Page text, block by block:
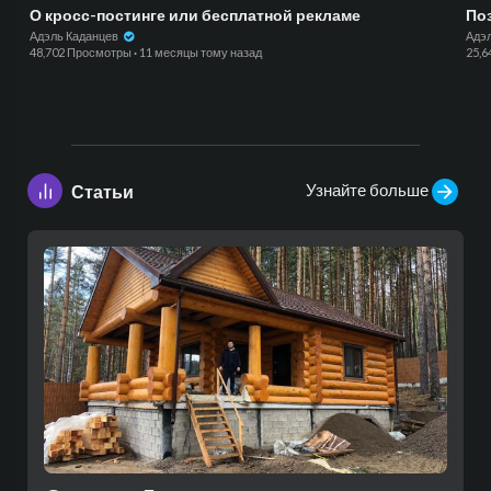
О кросс-постинге или бесплатной рекламе
Адэль Каданцев
48,702 Просмотры · 11 месяцы тому назад
Статьи Узнайте больше